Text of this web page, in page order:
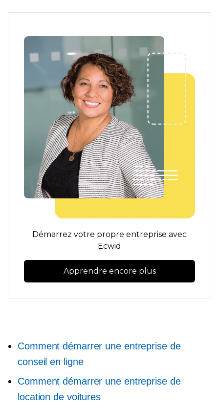
Démarrez votre propre entreprise avec
Ecwid
Apprendre encore plus
Comment démarrer une entreprise de
conseil en ligne
Comment démarrer une entreprise de
location de voitures